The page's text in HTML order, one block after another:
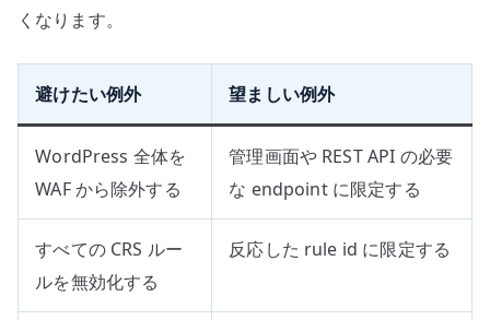
くなります。
避けたい例外 望ましい例外
WordPress 全体を
WAF から除外する
管理画面や REST API の必要
な endpoint に限定する
すべての CRS ルー
ルを無効化する
反応した rule id に限定する